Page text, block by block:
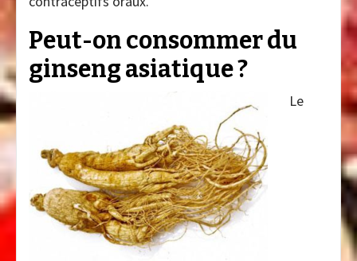
Peut-on consommer du
ginseng asiatique ?
Le